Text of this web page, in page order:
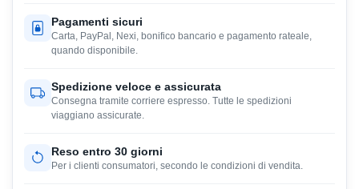
Pagamenti sicuri
Carta, PayPal, Nexi, bonifico bancario e pagamento rateale,
quando disponibile.
Spedizione veloce e assicurata
Consegna tramite corriere espresso. Tutte le spedizioni
viaggiano assicurate.
Reso entro 30 giorni
Per i clienti consumatori, secondo le condizioni di vendita.